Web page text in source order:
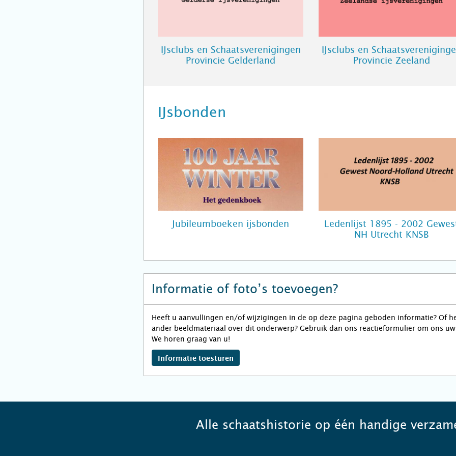
IJsclubs en Schaatsverenigingen
Provincie Gelderland
IJsclubs en
Provincie Zeeland
IJsbonden
Jubileumboeken ijsbonden
Ledenlijst 1895 - 2002
NH Utrecht KNSB
Informatie of foto’s toevoegen?
Heeft u aanvullingen en/of wijzigingen in de op deze pagina geboden informatie? Of
ander beeldmateriaal over dit onderwerp? Gebruik dan ons reactieformulier om ons
We horen graag van u!
Informatie toesturen
Alle schaatshistorie op één handige